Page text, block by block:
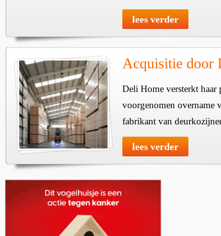
lees verder
Acquisitie door
Deli Home versterkt haar
voorgenomen overname
fabrikant van
lees verder